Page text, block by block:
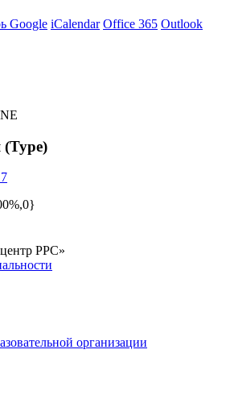
Google iCalendar Office 365 Outlook
РРС»
организации